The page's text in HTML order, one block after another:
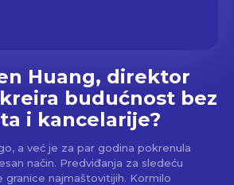
Huang, direktor
budućnost bez
i kancelarije?
a već je za par godina pokrenula
način. Predviđanja za sledeću
granice najmaštovitijih. Kormilo